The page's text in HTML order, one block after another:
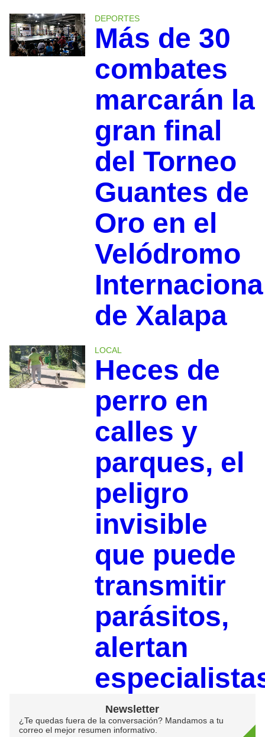
DEPORTES
Más de 30
combates
marcarán la
gran final
del Torneo
Guantes de
Oro en el
Velódromo
de Xalapa
LOCAL
Heces de
perro en
calles y
parques, el
peligro
invisible
que puede
transmitir
parásitos,
alertan
Newsletter
¿Te quedas fuera de la conversación? Mandamos a tu
correo el mejor resumen informativo.